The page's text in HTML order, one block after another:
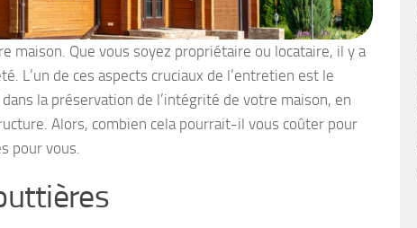
maison. Que vous soyez propriétaire ou locataire, il y a
L’un de ces aspects cruciaux de l’entretien est le
la préservation de l’intégrité de votre maison, en
Alors, combien cela pourrait-il vous coûter pour
pour vous.